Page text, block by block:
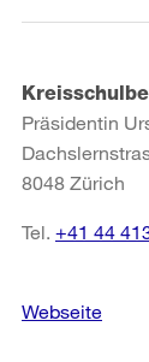
Präsidentin
8048 Zürich
Tel. +41 44
Webseite